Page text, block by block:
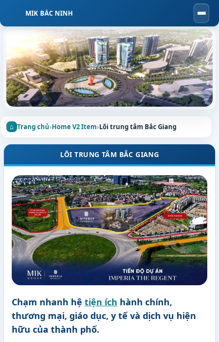
MIK BẮC NINH
Trang chủ›Home V2 Item›Lõi trung tâm Bắc Giang
LÕI TRUNG TÂM BẮC GIANG
Chạm nhanh hệ tiện ích hành chính,
thương mại, giáo dục, y tế và dịch vụ hiện
hữu của thành phố.